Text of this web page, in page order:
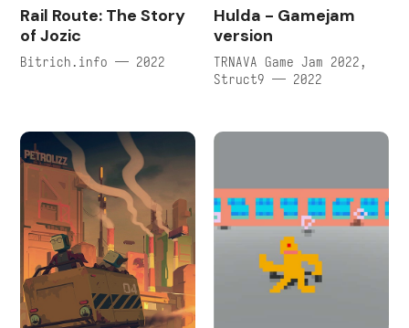
Rail Route: The Story
of Jozic
Bitrich.info — 2022
Hulda - Gamejam
version
TRNAVA Game Jam 2022,
Struct9 — 2022